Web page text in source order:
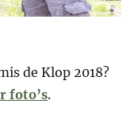
de Klop 2018?
foto’s.